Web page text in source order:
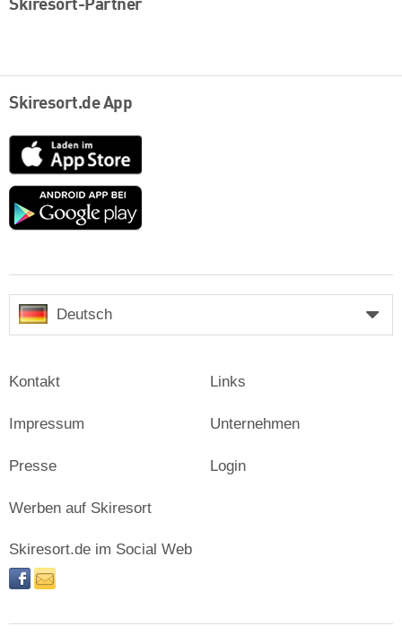
Skiresort-Partner
Skiresort.de App
App
Store
Google
Deutsch
Kontakt
Impressum
Presse
Links
Unternehmen
Login
Werben auf Skiresort
Skiresort.de im Social Web
facebooknewsletter